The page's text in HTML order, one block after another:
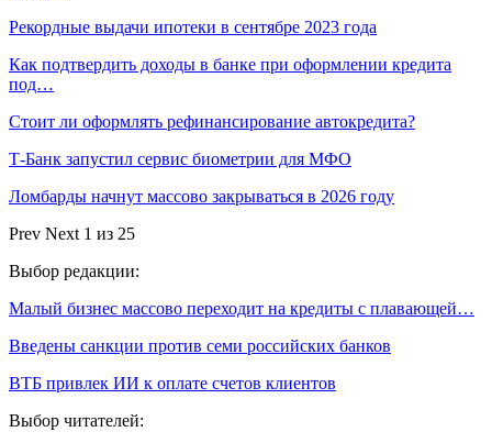
Рекордные выдачи ипотеки в сентябре 2023 года
Как подтвердить доходы в банке при оформлении кредита
под…
Стоит ли оформлять рефинансирование автокредита?
Т-Банк запустил сервис биометрии для МФО
Ломбарды начнут массово закрываться в 2026 году
Prev Next 1 из 25
Выбор редакции:
Малый бизнес массово переходит на кредиты с плавающей…
Введены санкции против семи российских банков
ВТБ привлек ИИ к оплате счетов клиентов
Выбор читателей: